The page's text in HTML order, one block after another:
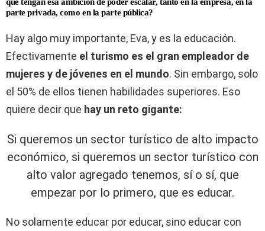
que tengan esa ambición de poder escalar, tanto en la empresa, en la
parte privada, como en la parte pública?
Hay algo muy importante, Eva, y es la educación.
Efectivamente el turismo es el gran empleador de
mujeres y de jóvenes en el mundo. Sin embargo, solo
el 50% de ellos tienen habilidades superiores. Eso
quiere decir que hay un reto gigante:
Si queremos un sector turístico de alto impacto
económico, si queremos un sector turístico con
alto valor agregado tenemos, sí o sí, que
empezar por lo primero, que es educar.
No solamente educar por educar, sino educar con